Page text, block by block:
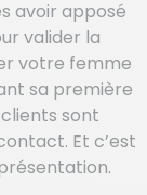
avoir apposé
valider la
votre femme
sa première
sont
Et c’est